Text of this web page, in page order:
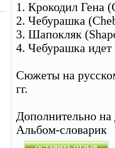
1. Крокодил Гена
2. Чебурашка
3. Шапокляк
4. Чебурашка идет
Сюжеты на
гг.
Дополнительно на
Альбом-словарик